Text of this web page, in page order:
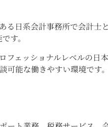
る日系会計事務所で会計士
す。
フェッショナルレベルの
能な働きやすい環境です。